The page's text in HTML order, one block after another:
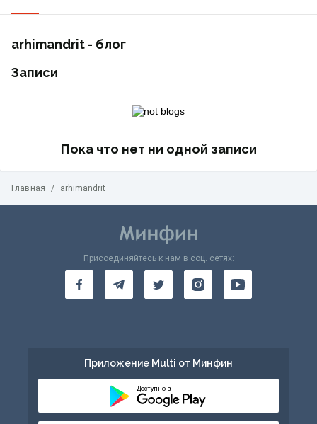
arhimandrit - блог
Записи
Пока что нет ни одной записи
Главная / arhimandrit
Присоединяйтесь к нам в соц. сетях:
Приложение Multi от Минфин
Доступно в